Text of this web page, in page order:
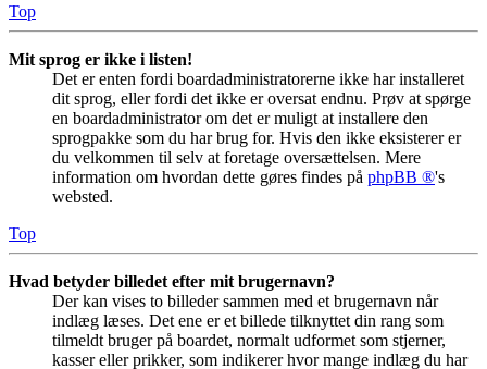
Top
Mit sprog er ikke i listen!
Det er enten fordi boardadministratorerne ikke har installeret
dit sprog, eller fordi det ikke er oversat endnu. Prøv at spørge
en boardadministrator om det er muligt at installere den
sprogpakke som du har brug for. Hvis den ikke eksisterer er
du velkommen til selv at foretage oversættelsen. Mere
information om hvordan dette gøres findes på phpBB ®'s
websted.
Top
Hvad betyder billedet efter mit brugernavn?
Der kan vises to billeder sammen med et brugernavn når
indlæg læses. Det ene er et billede tilknyttet din rang som
tilmeldt bruger på boardet, normalt udformet som stjerner,
kasser eller prikker, som indikerer hvor mange indlæg du har